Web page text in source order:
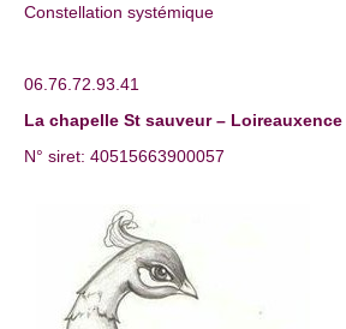
Constellation systémique
06.76.72.93.41
La chapelle St sauveur – Loireauxence
N° siret: 40515663900057